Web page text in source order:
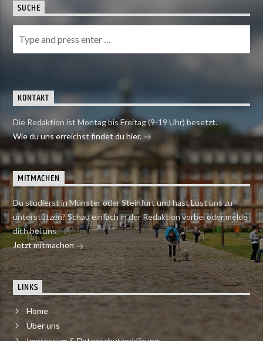
SUCHE
KONTAKT
Die Redaktion ist Montag bis Freitag (9-19 Uhr) besetzt.
Wie du uns erreichst findet du hier.
MITMACHEN
Du studierst in Münster oder Steinfurt und hast Lust uns zu
unterstützen? Schau einfach in der Redaktion vorbei oder melde
dich bei uns.
Jetzt mitmachen
LINKS
Home
Über uns